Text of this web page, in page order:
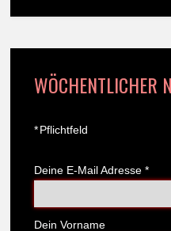
WÖCHENTLICHER
*Pflichtfeld
Deine E-Mail Adresse *
Dein Vorname